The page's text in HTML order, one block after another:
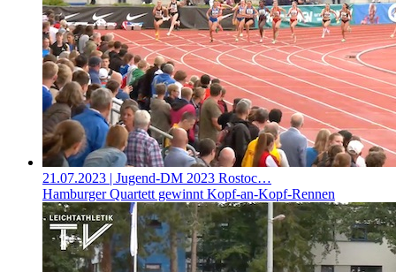
21.07.2023 | Jugend-DM 2023 Rostoc…
Hamburger Quartett gewinnt Kopf-an-Kopf-Rennen